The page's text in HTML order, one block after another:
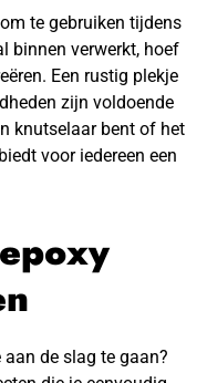
te gebruiken tijdens
binnen verwerkt, hoef
Een rustig plekje
zijn voldoende
knutselaar bent of het
voor iedereen een
de slag te gaan?